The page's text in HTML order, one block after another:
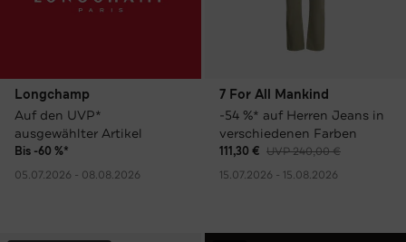
Longchamp
Auf den UVP*
ausgewählter Artikel
Bis -60 %*
05.07.2026 - 08.08.2026
7 For All Mankind
-54 %* auf Herren Jeans in
verschiedenen Farben
111,30 € UVP 240,00 €
15.07.2026 - 15.08.2026